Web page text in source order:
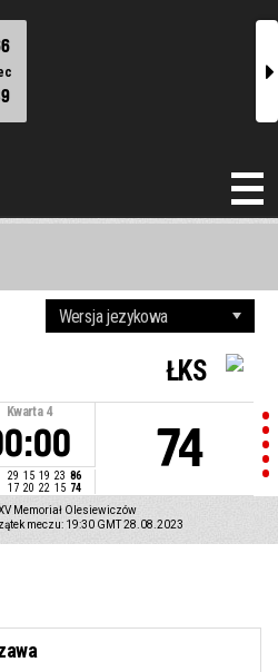
r
Kwarta 4
29 15 19 23 86
17 20 22 15 74
ŁKS
74
Memoriał Olesiewiczów
meczu: 19:30 GMT 28.08.2023